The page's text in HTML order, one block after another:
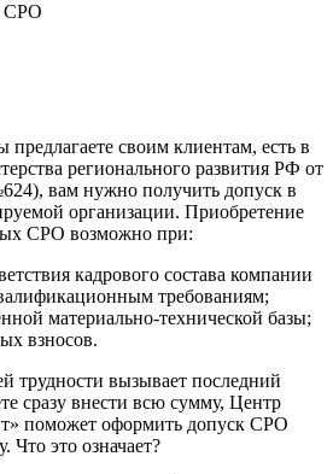
СРО
своим клиентам, есть в
регионального развития РФ от
вам нужно получить допуск в
организации. Приобретение
СРО возможно при:
кадрового состава компании
требованиям;
материально-технической базы;
взносов.
трудности вызывает последний
сразу внести всю сумму, Центр
поможет оформить допуск СРО
Что это означает?